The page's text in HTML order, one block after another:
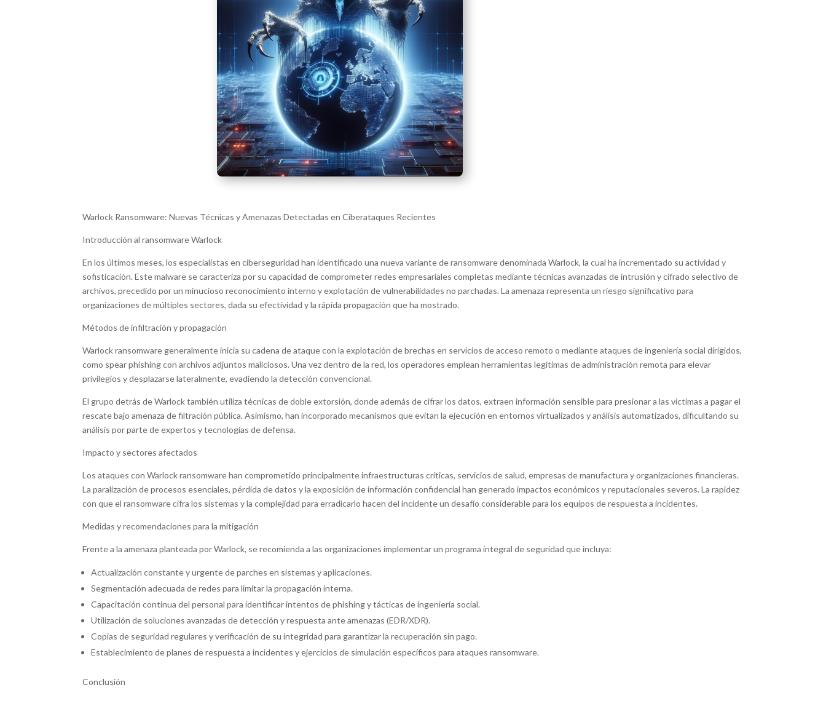
Warlock Ransomware: Nuevas Técnicas y Amenazas Detectadas en Ciberataques Recientes
Introducción al ransomware Warlock
En los últimos meses, los especialistas en ciberseguridad han identificado una nueva variante de ransomware denominada Warlock, la cual ha incrementado su actividad y
sofisticación. Este malware se caracteriza por su capacidad de comprometer redes empresariales completas mediante técnicas avanzadas de intrusión y cifrado selectivo de
archivos, precedido por un minucioso reconocimiento interno y explotación de vulnerabilidades no parchadas. La amenaza representa un riesgo significativo para
organizaciones de múltiples sectores, dada su efectividad y la rápida propagación que ha mostrado.
Métodos de infiltración y propagación
Warlock ransomware generalmente inicia su cadena de ataque con la explotación de brechas en servicios de acceso remoto o mediante ataques de ingeniería social dirigidos,
como spear phishing con archivos adjuntos maliciosos. Una vez dentro de la red, los operadores emplean herramientas legítimas de administración remota para elevar
privilegios y desplazarse lateralmente, evadiendo la detección convencional.
El grupo detrás de Warlock también utiliza técnicas de doble extorsión, donde además de cifrar los datos, extraen información sensible para presionar a las víctimas a pagar el
rescate bajo amenaza de filtración pública. Asimismo, han incorporado mecanismos que evitan la ejecución en entornos virtualizados y análisis automatizados, dificultando su
análisis por parte de expertos y tecnologías de defensa.
Impacto y sectores afectados
Los ataques con Warlock ransomware han comprometido principalmente infraestructuras críticas, servicios de salud, empresas de manufactura y organizaciones financieras.
La paralización de procesos esenciales, pérdida de datos y la exposición de información confidencial han generado impactos económicos y reputacionales severos. La rapidez
con que el ransomware cifra los sistemas y la complejidad para erradicarlo hacen del incidente un desafío considerable para los equipos de respuesta a incidentes.
Medidas y recomendaciones para la mitigación
Frente a la amenaza planteada por Warlock, se recomienda a las organizaciones implementar un programa integral de seguridad que incluya:
Actualización constante y urgente de parches en sistemas y aplicaciones.
Segmentación adecuada de redes para limitar la propagación interna.
Capacitación continua del personal para identificar intentos de phishing y tácticas de ingeniería social.
Utilización de soluciones avanzadas de detección y respuesta ante amenazas (EDR/XDR).
Copias de seguridad regulares y verificación de su integridad para garantizar la recuperación sin pago.
Establecimiento de planes de respuesta a incidentes y ejercicios de simulación específicos para ataques ransomware.
Conclusión